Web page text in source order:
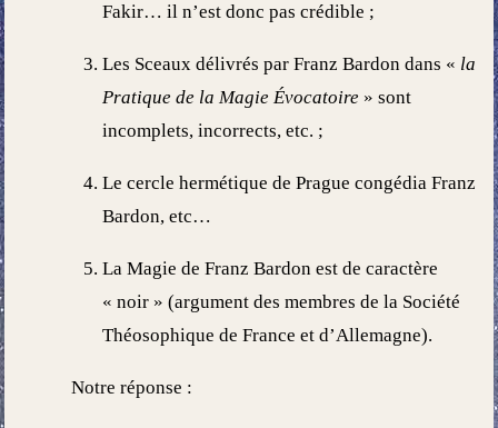
Fakir… il n’est donc pas crédible ;
Les Sceaux délivrés par Franz Bardon dans « la
Pratique de la Magie Évocatoire» sont
incomplets, incorrects, etc. ;
Le cercle hermétique de Prague congédia Franz
Bardon, etc…
La Magie de Franz Bardon est de caractère
« noir » (argument des membres de la Société
Théosophique de France et d’Allemagne).
Notre réponse :